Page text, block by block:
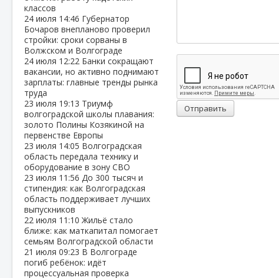
классов
24 июля 14:46 Губернатор
Бочаров внепланово проверил
стройки: сроки сорваны в
Волжском и Волгограде
24 июля 12:22 Банки сокращают
вакансии, но активно поднимают
зарплаты: главные тренды рынка
труда
23 июля 19:13 Триумф
волгоградской школы плавания:
золото Полины Козякиной на
первенстве Европы
23 июля 14:05 Волгоградская
область передала технику и
оборудование в зону СВО
23 июля 11:56 До 300 тысяч и
стипендия: как Волгоградская
область поддерживает лучших
выпускников
22 июля 11:10Жильё стало
ближе: как маткапитал помогает
семьям Волгоградской области
21 июля 09:23 В Волгограде
погиб ребёнок: идёт
процессуальная проверка
Отправить